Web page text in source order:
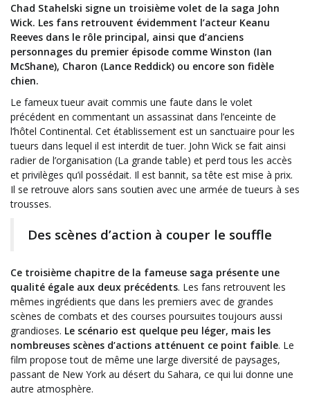
Chad Stahelski signe un troisième volet de la saga John
Wick. Les fans retrouvent évidemment l’acteur Keanu
Reeves dans le rôle principal, ainsi que d’anciens
personnages du premier épisode comme Winston (Ian
McShane), Charon (Lance Reddick) ou encore son fidèle
chien.
Le fameux tueur avait commis une faute dans le volet
précédent en commentant un assassinat dans l’enceinte de
l’hôtel Continental. Cet établissement est un sanctuaire pour les
tueurs dans lequel il est interdit de tuer. John Wick se fait ainsi
radier de l’organisation (La grande table) et perd tous les accès
et privilèges qu’il possédait. Il est bannit, sa tête est mise à prix.
Il se retrouve alors sans soutien avec une armée de tueurs à ses
trousses.
Des scènes d’action à couper le souffle
Ce troisième chapitre de la fameuse saga présente une
qualité égale aux deux précédents. Les fans retrouvent les
mêmes ingrédients que dans les premiers avec de grandes
scènes de combats et des courses poursuites toujours aussi
grandioses. Le scénario est quelque peu léger, mais les
nombreuses scènes d’actions atténuent ce point faible. Le
film propose tout de même une large diversité de paysages,
passant de New York au désert du Sahara, ce qui lui donne une
autre atmosphère.